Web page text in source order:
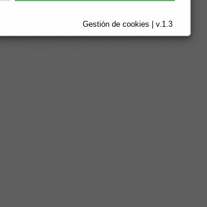
Gestión de cookies | v.1.3